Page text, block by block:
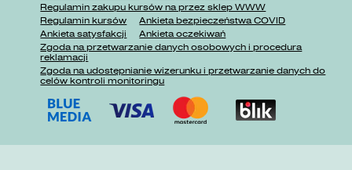
Regulamin zakupu kursów na przez sklep WWW
Regulamin kursów
Ankieta bezpieczeństwa COVID
Ankieta satysfakcji
Ankieta oczekiwań
Zgoda na przetwarzanie danych osobowych i procedura
reklamacji
Zgoda na udostępnianie wizerunku i przetwarzanie danych do
celów kontroli monitoringu